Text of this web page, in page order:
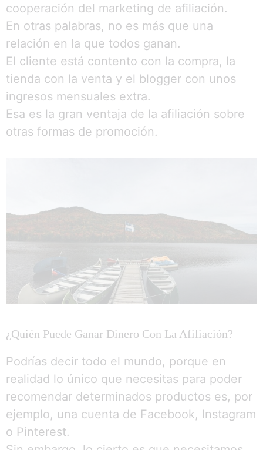
cooperación del marketing de afiliación.
En otras palabras, no es más que una
relación en la que todos ganan.
El cliente está contento con la compra, la
tienda con la venta y el blogger con unos
ingresos mensuales extra.
Esa es la gran ventaja de la afiliación sobre
otras formas de promoción.
¿Quién Puede Ganar Dinero Con La Afiliación?
Podrías decir todo el mundo, porque en
realidad lo único que necesitas para poder
recomendar determinados productos es, por
ejemplo, una cuenta de Facebook, Instagram
o Pinterest.